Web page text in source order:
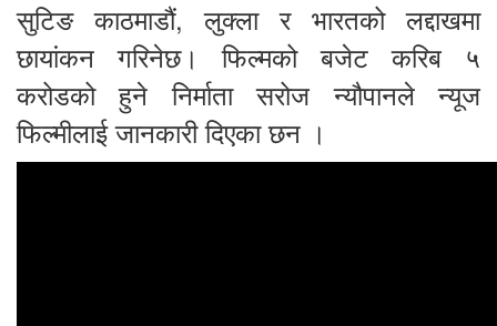
सुटिङ काठमाडौं, लुक्ला र भारतको लद्दाखमा
छायांकन गरिनेछ। फिल्मको बजेट करिब ५
करोडको हुने निर्माता सरोज न्यौपानले न्यूज
फिल्मीलाई जानकारी दिएका छन ।